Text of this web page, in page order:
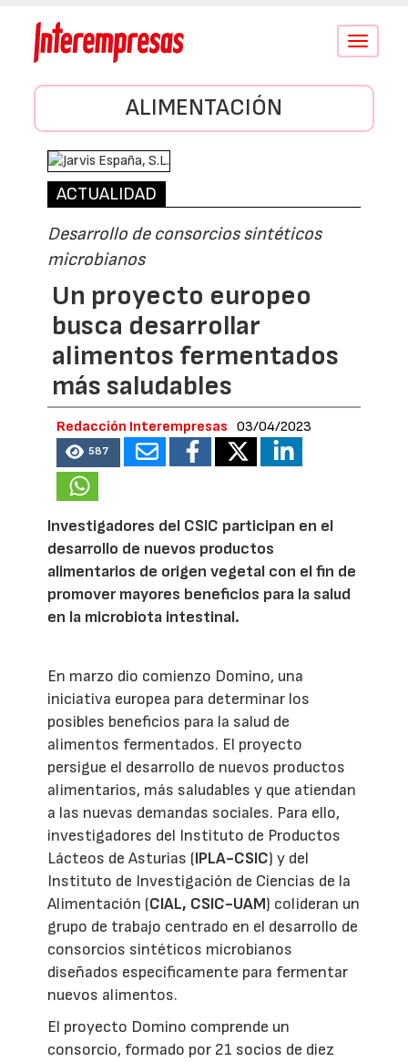
Conmutar
ALIMENTACIÓN
ACTUALIDAD
Desarrollo de consorcios sintéticos
microbianos
Un proyecto europeo
busca desarrollar
alimentos fermentados
más saludables
Redacción Interempresas 03/04/2023
587
Investigadores del CSIC participan en el
desarrollo de nuevos productos
alimentarios de origen vegetal con el fin de
promover mayores beneficios para la salud
en la microbiota intestinal.
En marzo dio comienzo Domino, una
iniciativa europea para determinar los
posibles beneficios para la salud de
alimentos fermentados. El proyecto
persigue el desarrollo de nuevos productos
alimentarios, más saludables y que atiendan
a las nuevas demandas sociales. Para ello,
investigadores del Instituto de Productos
Lácteos de Asturias (IPLA-CSIC) y del
Instituto de Investigación de Ciencias de la
Alimentación (CIAL, CSIC-UAM) colideran un
grupo de trabajo centrado en el desarrollo de
consorcios sintéticos microbianos
diseñados específicamente para fermentar
nuevos alimentos.
El proyecto Domino comprende un
consorcio, formado por 21 socios de diez